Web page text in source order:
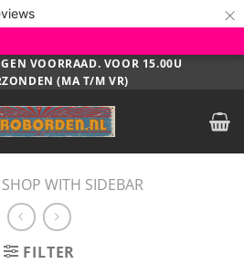
×
VOORRAAD. VOOR 15.00U
(MA T/M VR)
SHOP WITH SIDEBAR
FILTER